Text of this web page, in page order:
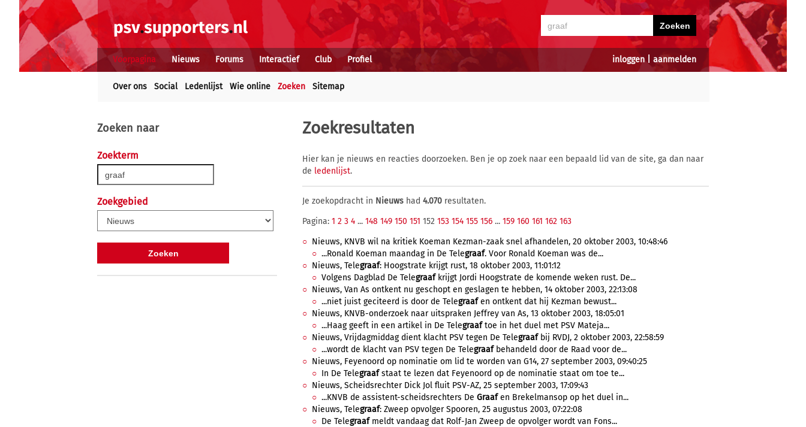
inloggen| aanmelden
Voorpagina Nieuws Forums Interactief Club Profiel
Over ons Social Ledenlijst Wie online Zoeken Sitemap
Zoeken naar
Zoekterm
Zoekgebied
Zoekresultaten
Hier kan je nieuws en reacties doorzoeken. Ben je op zoek naar een bepaald lid van de site, ga dan naar
de ledenlijst.
Je zoekopdracht in Nieuws had 4.070 resultaten.
Pagina: 1 2 3 4 ... 148 149 150 151 152 153 154 155 156 ... 159 160 161 162 163
Nieuws, KNVB wil na kritiek Koeman Kezman-zaak snel afhandelen, 20 oktober 2003, 10:48:46
...Ronald Koeman maandag in De Telegraaf. Voor Ronald Koeman was de...
Nieuws, Telegraaf: Hoogstrate krijgt rust, 18 oktober 2003, 11:01:12
Volgens Dagblad De Telegraafkrijgt Jordi Hoogstrate de komende weken rust. De...
Nieuws, Van As ontkent nu geschopt en geslagen te hebben, 14 oktober 2003, 22:13:08
...niet juist geciteerd is door de Telegraafen ontkent dat hij Kezman bewust...
Nieuws, KNVB-onderzoek naar uitspraken Jeffrey van As, 13 oktober 2003, 18:05:01
...Haag geeft in een artikel in De Telegraaftoe in het duel met PSV Mateja...
Nieuws, Vrijdagmiddag dient klacht PSV tegen De Telegraafbij RVDJ, 2 oktober 2003, 22:58:59
...wordt de klacht van PSV tegen De Telegraafbehandeld door de Raad voor de...
Nieuws, Feyenoord op nominatie om lid te worden van G14, 27 september 2003, 09:40:25
In De Telegraafstaat te lezen dat Feyenoord op de nominatie staat om toe te...
Nieuws, Scheidsrechter Dick Jol fluit PSV-AZ, 25 september 2003, 17:09:43
...KNVB de assistent-scheidsrechters De Graafen Brekelmansop op het duel in...
Nieuws, Telegraaf: Zweep opvolger Spooren, 25 augustus 2003, 07:22:08
De Telegraafmeldt vandaag dat Rolf-Jan Zweep de opvolger wordt van Fons...